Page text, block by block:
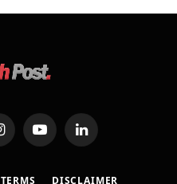
YouTubeLinkedIn
TERMS DISCLAIMER